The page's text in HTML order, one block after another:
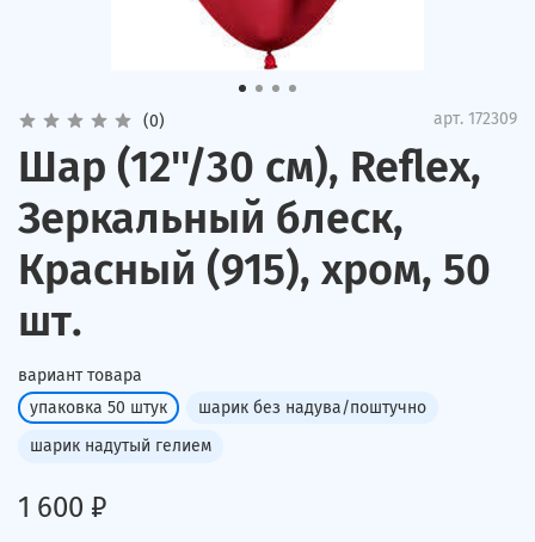
(0) арт. 172309
Шар (12''/30 см), Reflex,
Зеркальный блеск,
Красный (915), хром, 50
шт.
вариант товара
упаковка 50 штук
шарик без надува/поштучно
шарик надутый гелием
1 600 ₽